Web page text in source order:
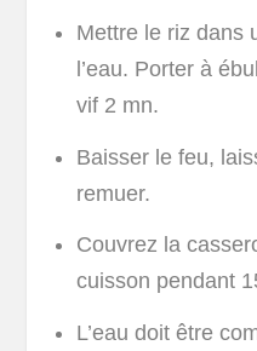
Mettre le riz dans
l’eau. Porter à
vif 2 mn.
Baisser le feu,
remuer.
Couvrez la
cuisson pendant
L’eau doit être